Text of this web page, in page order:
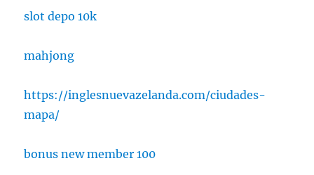
slot depo 10k
mahjong
https://inglesnuevazelanda.com/ciudades-
mapa/
bonus new member 100